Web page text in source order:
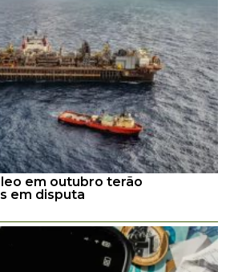
em outubro terão
em disputa